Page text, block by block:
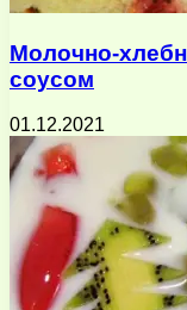
Молочно-
соусом
01.12.2021